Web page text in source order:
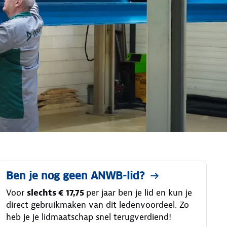
Ben je nog geen ANWB-lid?
Voor slechts € 17,75 per jaar ben je lid en kun je
direct gebruikmaken van dit ledenvoordeel. Zo
heb je je lidmaatschap snel terugverdiend!